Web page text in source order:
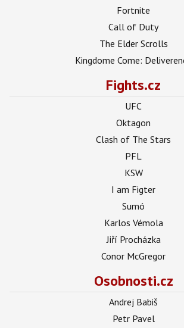
Fortnite
Call of Duty
The Elder Scrolls
Kingdome Come:
Fights.cz
UFC
Oktagon
Clash of The Stars
PFL
KSW
I am Figter
Sumó
Karlos Vémola
Jiří Procházka
Conor McGregor
Osobnosti.cz
Andrej Babiš
Petr Pavel